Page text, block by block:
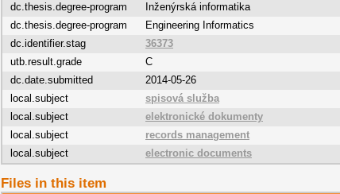
dc.thesis.degree-program
Inženýrská informatika
dc.thesis.degree-program
Engineering Informatics
dc.identifier.stag
36373
utb.result.grade
C
dc.date.submitted
2014-05-26
local.subject
spisová služba
local.subject
elektronické dokumenty
local.subject
records management
local.subject
electronic documents
Files in this item